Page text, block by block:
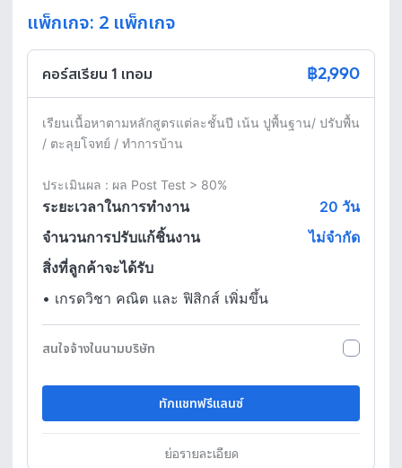
แพ็กเกจ: 2 แพ็กเกจ
คอร์สเรียน 1 เทอม ฿2,990
เรียนเนื้อหาตามหลักสูตรแต่ละชั้นปี เน้น ปูพื้นฐาน/ ปรับพื้น
/ ตะลุยโจทย์ / ทำการบ้าน
ประเมินผล : ผล Post Test > 80%
ระยะเวลาในการทำงาน 20 วัน
จำนวนการปรับแก้ชิ้นงาน
ไม่จำกัด
สิ่งที่ลูกค้าจะได้รับ
• เกรดวิชา คณิต และ ฟิสิกส์ เพิ่มขึ้น
สนใจจ้างในนามบริษัท
ทักแชทฟรีแลนซ์
ย่อรายละเอียด